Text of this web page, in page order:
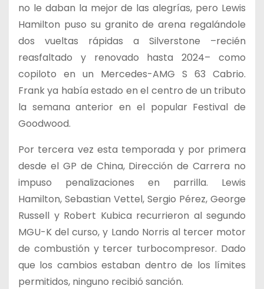
no le daban la mejor de las alegrías, pero Lewis
Hamilton puso su granito de arena regalándole
dos vueltas rápidas a Silverstone –recién
reasfaltado y renovado hasta 2024– como
copiloto en un Mercedes-AMG S 63 Cabrio.
Frank ya había estado en el centro de un tributo
la semana anterior en el popular Festival de
Goodwood.
Por tercera vez esta temporada y por primera
desde el GP de China, Dirección de Carrera no
impuso penalizaciones en parrilla. Lewis
Hamilton, Sebastian Vettel, Sergio Pérez, George
Russell y Robert Kubica recurrieron al segundo
MGU-K del curso, y Lando Norris al tercer motor
de combustión y tercer turbocompresor. Dado
que los cambios estaban dentro de los límites
permitidos, ninguno recibió sanción.